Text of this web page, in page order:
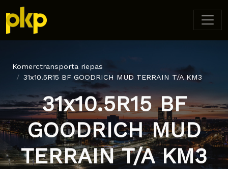
Komerctransporta riepas
31x10.5R15 BF GOODRICH MUD TERRAIN T/A KM3
31x10.5R15 BF
GOODRICH MUD
TERRAIN T/A KM3